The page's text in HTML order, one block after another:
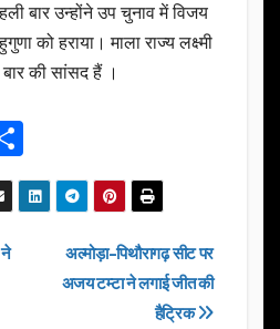
बार उन्होंने उप चुनाव में विजय
को हराया। माला राज्य लक्ष्मी
की सांसद हैं ।
h
ar
अल्मोड़ा-पिथौरागढ़ सीट पर
अजय टम्टा ने लगाई जीत की
हैट्रिक